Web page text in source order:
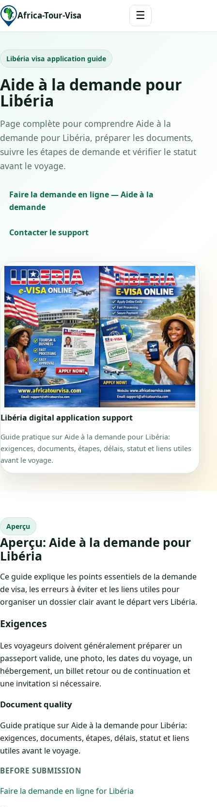
Africa-Tour-Visa ☰
Libéria visa application guide
Aide à la demande pour
Libéria
Page complète pour comprendre Aide à la
demande pour Libéria, préparer les documents,
suivre les étapes de demande et vérifier le statut
avant le voyage.
Faire la demande en ligne — Aide à la
demande
Contacter le support
Libéria digital application support
Guide pratique sur Aide à la demande pour Libéria:
exigences, documents, étapes, délais, statut et liens utiles
avant le voyage.
Aperçu
Aperçu: Aide à la demande pour
Libéria
Ce guide explique les points essentiels de la demande
de visa, les erreurs à éviter et les liens utiles pour
organiser un dossier clair avant le départ vers Libéria.
Exigences
Les voyageurs doivent généralement préparer un
passeport valide, une photo, les dates du voyage, un
hébergement, un billet retour ou de continuation et
une invitation si nécessaire.
Document quality
Guide pratique sur Aide à la demande pour Libéria:
exigences, documents, étapes, délais, statut et liens
utiles avant le voyage.
BEFORE SUBMISSION
Faire la demande en ligne for Libéria